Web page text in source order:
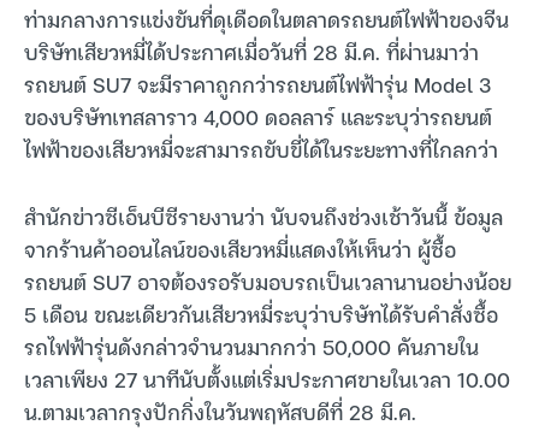
ท่ามกลางการแข่งขันที่ดุเดือดในตลาดรถยนต์ไฟฟ้าของจีน
บริษัทเสียวหมี่ได้ประกาศเมื่อวันที่ 28 มี.ค. ที่ผ่านมาว่า
รถยนต์ SU7 จะมีราคาถูกกว่ารถยนต์ไฟฟ้ารุ่น Model 3
ของบริษัทเทสลาราว 4,000 ดอลลาร์ และระบุว่ารถยนต์
ไฟฟ้าของเสียวหมี่จะสามารถขับขี่ได้ในระยะทางที่ไกลกว่า
สำนักข่าวซีเอ็นบีซีรายงานว่า นับจนถึงช่วงเช้าวันนี้ ข้อมูล
จากร้านค้าออนไลน์ของเสียวหมี่แสดงให้เห็นว่า ผู้ซื้อ
รถยนต์ SU7 อาจต้องรอรับมอบรถเป็นเวลานานอย่างน้อย
5 เดือน ขณะเดียวกันเสียวหมี่ระบุว่าบริษัทได้รับคำสั่งซื้อ
รถไฟฟ้ารุ่นดังกล่าวจำนวนมากกว่า 50,000 คันภายใน
เวลาเพียง 27 นาทีนับตั้งแต่เริ่มประกาศขายในเวลา 10.00
น.ตามเวลากรุงปักกิ่งในวันพฤหัสบดีที่ 28 มี.ค.